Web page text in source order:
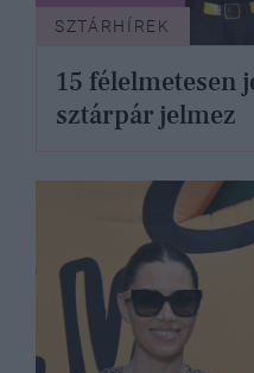
SZTÁRHÍREK
15 félelmetesen
sztárpár jelmez